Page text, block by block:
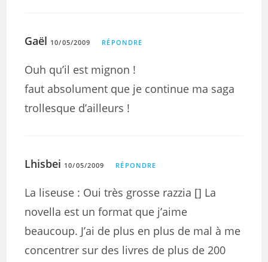
Gaël 10/05/2009 RÉPONDRE
Ouh qu’il est mignon !
faut absolument que je continue ma saga
trollesque d’ailleurs !
Lhisbei 10/05/2009 RÉPONDRE
La liseuse : Oui très grosse razzia [] La
novella est un format que j’aime
beaucoup. J’ai de plus en plus de mal à me
concentrer sur des livres de plus de 200